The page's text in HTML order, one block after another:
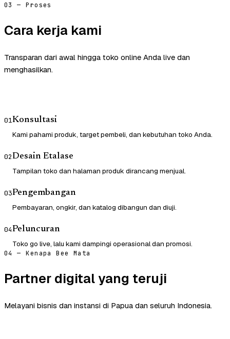
03 — Proses
Cara kerja kami
Transparan dari awal hingga toko online Anda live dan
menghasilkan.
01Konsultasi
Kami pahami produk, target pembeli, dan kebutuhan toko Anda.
02Desain Etalase
Tampilan toko dan halaman produk dirancang menjual.
03Pengembangan
Pembayaran, ongkir, dan katalog dibangun dan diuji.
04Peluncuran
Toko go live, lalu kami dampingi operasional dan promosi.
04 — Kenapa Bee Mata
Partner digital yang teruji
Melayani bisnis dan instansi di Papua dan seluruh Indonesia.